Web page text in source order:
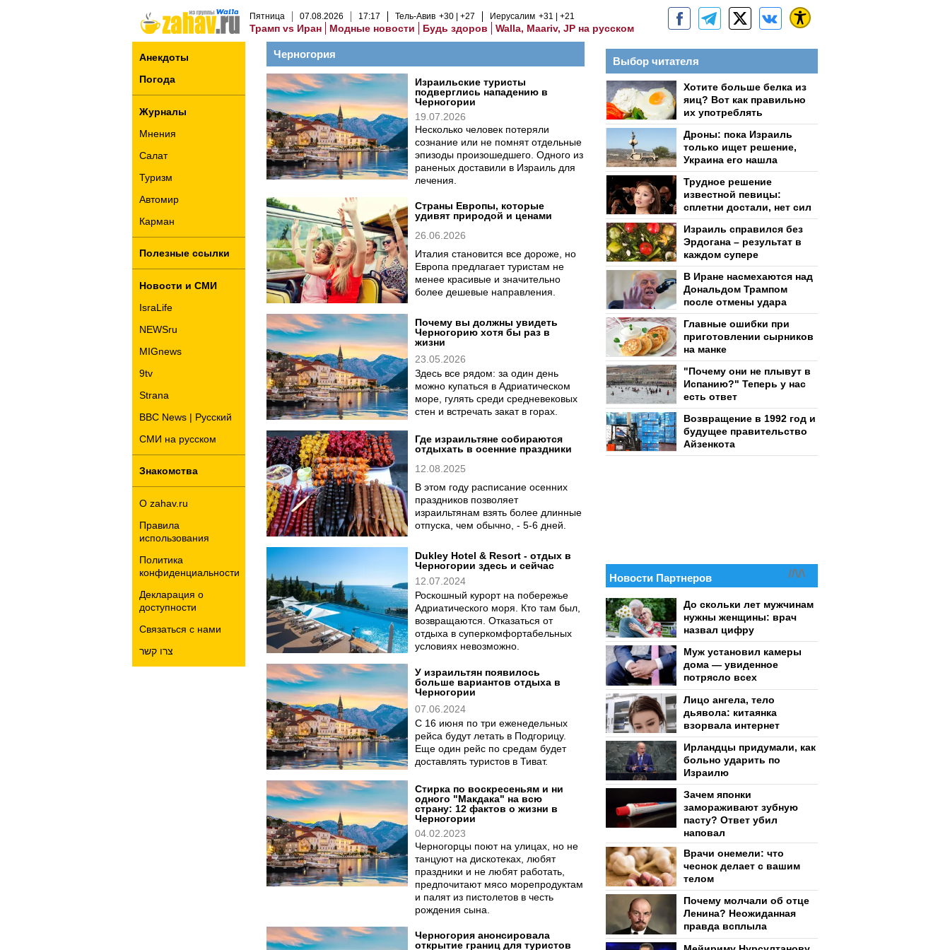
Пятница 07.08.2026 17:17 Тель-Авив +30 +27 Иерусалим +31 +21
Трамп vs Иран Модные новости Будь здоров Walla, Maariv, JP на русском
Анекдоты
Погода
Журналы
Мнения
Салат
Туризм
Автомир
Карман
Полезные ссылки
Новости и СМИ
IsraLife
NEWSru
MIGnews
9tv
Strana
BBC News | Русский
СМИ на русском
Знакомства
О zahav.ru
Правила
использования
Политика
конфиденциальности
Декларация о
доступности
Связаться с нами
צרו קשר
Черногория
Израильские туристы
подверглись нападению в
Черногории
19.07.2026
Несколько человек потеряли
сознание или не помнят отдельные
эпизоды произошедшего. Одного из
раненых доставили в Израиль для
лечения.
Страны Европы, которые
удивят природой и ценами
26.06.2026
Италия становится все дороже, но
Европа предлагает туристам не
менее красивые и значительно
более дешевые направления.
Почему вы должны увидеть
Черногорию хотя бы раз в
жизни
23.05.2026
Здесь все рядом: за один день
можно купаться в Адриатическом
море, гулять среди средневековых
стен и встречать закат в горах.
Где израильтяне собираются
отдыхать в осенние праздники
12.08.2025
В этом году расписание осенних
праздников позволяет
израильтянам взять более длинные
отпуска, чем обычно, - 5-6 дней.
Dukley Hotel & Resort - отдых в
Черногории здесь и сейчас
12.07.2024
Роскошный курорт на побережье
Адриатического моря. Кто там был,
возвращаются. Отказаться от
отдыха в суперкомфортабельных
условиях невозможно.
У израильтян появилось
больше вариантов отдыха в
Черногории
07.06.2024
С 16 июня по три еженедельных
рейса будут летать в Подгорицу.
Еще один рейс по средам будет
доставлять туристов в Тиват.
Стирка по воскресеньям и ни
одного "Макдака" на всю
страну: 12 фактов о жизни в
Черногории
04.02.2023
Черногорцы поют на улицах, но не
танцуют на дискотеках, любят
праздники и не любят работать,
предпочитают мясо морепродуктам
и палят из пистолетов в честь
рождения сына.
Черногория анонсировала
открытие границ для туристов
Выбор читателя
Хотите больше белка из
яиц? Вот как правильно
их употреблять
Дроны: пока Израиль
только ищет решение,
Украина его нашла
Трудное решение
известной певицы:
сплетни достали, нет сил
Израиль справился без
Эрдогана – результат в
каждом супере
В Иране насмехаются над
Дональдом Трампом
после отмены удара
Главные ошибки при
приготовлении сырников
на манке
"Почему они не плывут в
Испанию?" Теперь у нас
есть ответ
Возвращение в 1992 год и
будущее правительство
Айзенкота